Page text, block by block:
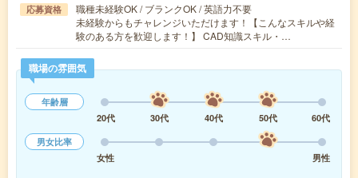
応募資格
職種未経験OK / ブランクOK / 英語力不要
未経験からもチャレンジいただけます！【こんなスキルや経
験のある方を歓迎します！】 CAD知識スキル・…
職場の雰囲気
年齢層
20代
30代 40代 50代
60代
男女比率
女性
男性